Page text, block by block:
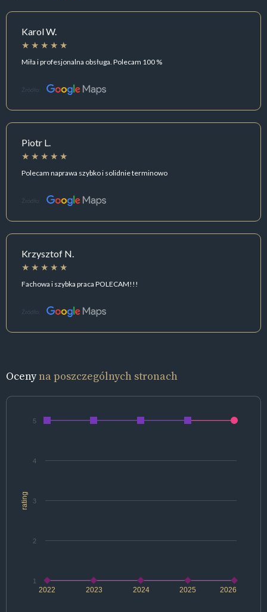
Karol W.
Miła i profesjonalna obsługa. Polecam 100 %
Źródło:
Piotr L.
Polecam naprawa szybko i solidnie terminowo
Źródło:
Krzysztof N.
Fachowa i szybka praca POLECAM!!!
Źródło:
Ocenyna poszczególnych stronach
rating
2022 2024 2026
2023 2025
1
2
3
4
5